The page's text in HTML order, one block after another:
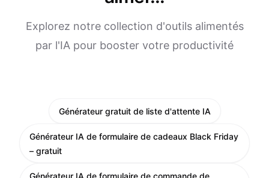
Explorez notre collection d'outils alimentés
par l'IA pour booster votre productivité
Générateur gratuit de liste d'attente IA
Générateur IA de formulaire de cadeaux Black Friday
– gratuit
Générateur IA de formulaire de commande de